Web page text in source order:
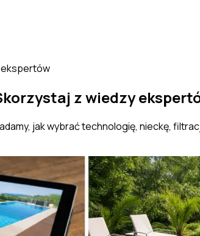
ekspertów
z wiedzy
jak wybrać technologię, nieckę,